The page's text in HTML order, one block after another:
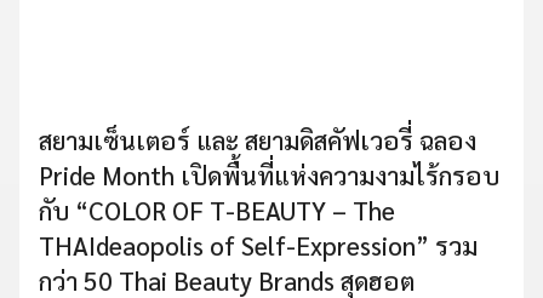
สยามเซ็นเตอร์ และ สยามดิสคัฟเวอรี่ ฉลอง
Pride Month เปิดพื้นที่แห่งความงามไร้กรอบ
กับ “COLOR OF T-BEAUTY – The
THAIdeaopolis of Self-Expression” รวม
กว่า 50 Thai Beauty Brands สุดฮอต